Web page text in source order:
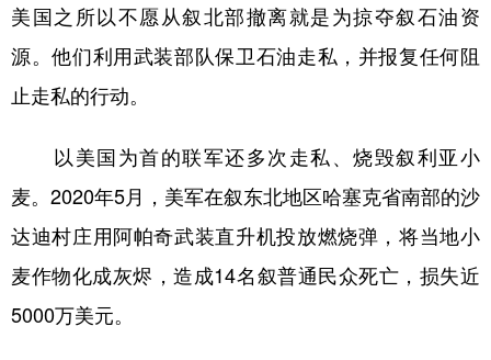
美国之所以不愿从叙北部撤离就是为掠夺叙石油资
源。他们利用武装部队保卫石油走私，并报复任何阻
止走私的行动。
以美国为首的联军还多次走私、烧毁叙利亚小
麦。2020年5月，美军在叙东北地区哈塞克省南部的沙
达迪村庄用阿帕奇武装直升机投放燃烧弹，将当地小
麦作物化成灰烬，造成14名叙普通民众死亡，损失近
5000万美元。